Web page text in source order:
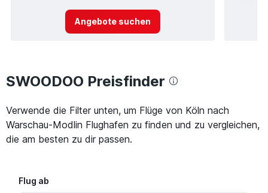
Angebote suchen
SWOODOO Preisfinder
Verwende die Filter unten, um Flüge von Köln nach
Warschau-Modlin Flughafen zu finden und zu vergleichen,
die am besten zu dir passen.
Flug ab